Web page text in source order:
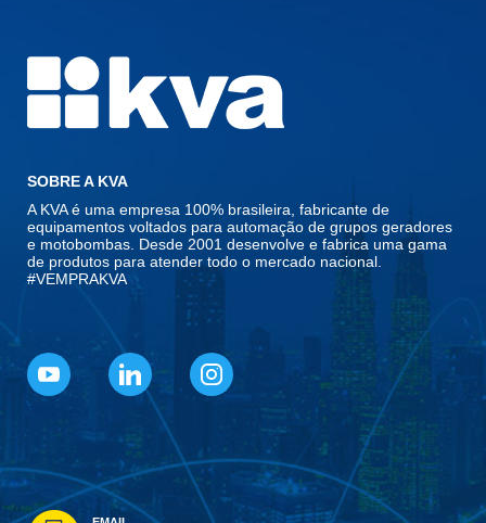
SOBRE A KVA
A KVA é uma empresa 100% brasileira, fabricante de
equipamentos voltados para automação de grupos geradores
e motobombas. Desde 2001 desenvolve e fabrica uma gama
de produtos para atender todo o mercado nacional.
#VEMPRAKVA